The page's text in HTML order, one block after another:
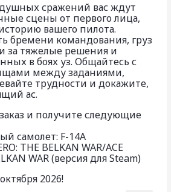
сражений вас ждут
сцены от первого лица,
вашего пилота.
бремени командования, груз
за тяжелые решения и
в боях уз. Общайтесь с
между заданиями,
трудности и докажите,
ас.
и получите следующие
самолет: F-14A
THE BELKAN WAR/ACE
WAR (версия для Steam)
2026!